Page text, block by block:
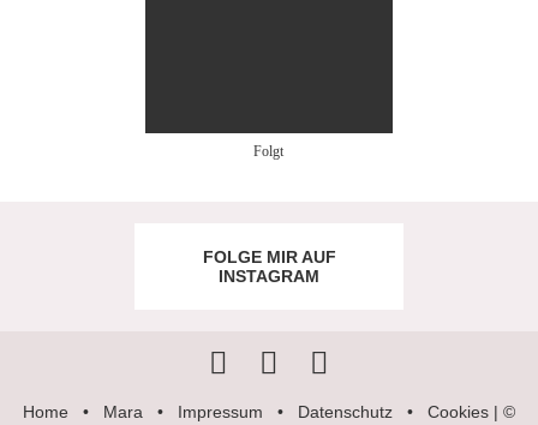
Folgt
FOLGE MIR AUF
INSTAGRAM
Home • Mara • Impressum • Datenschutz • Cookies | ©